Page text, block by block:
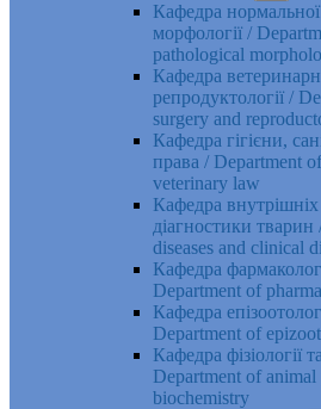
Кафедра нормальної
морфології /
pathological
Кафедра
репродуктології /
surgery and
Кафедра гігієни,
права / Department
veterinary law
Кафедра внутрішніх
діагностики
diseases and clinical
Кафедра
Department of
Кафедра
Department of
Кафедра фізіології
Department of
biochemistry